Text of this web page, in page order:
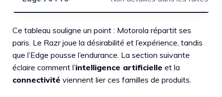
Ce tableau souligne un point : Motorola répartit ses
paris. Le Razr joue la désirabilité et l’expérience, tandis
que l’Edge pousse l’endurance. La section suivante
éclaire comment l’intelligence artificielle et la
connectivité viennent lier ces familles de produits.